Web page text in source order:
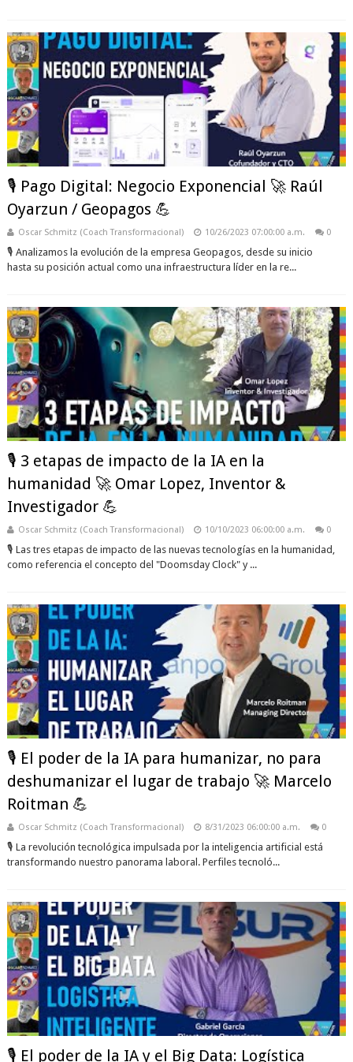
🎙️ Pago Digital: Negocio Exponencial 🚀 Raúl
Oyarzun / Geopagos 💪
Oscar Schmitz (Coach Transformacional) 10/26/2023 07:00:00 a.m. 0
🎙️ Analizamos la evolución de la empresa Geopagos, desde su inicio
hasta su posición actual como una infraestructura líder en la re...
🎙️ 3 etapas de impacto de la IA en la
humanidad 🚀 Omar Lopez, Inventor &
Investigador 💪
Oscar Schmitz (Coach Transformacional) 10/10/2023 06:00:00 a.m. 0
🎙️ Las tres etapas de impacto de las nuevas tecnologías en la humanidad,
como referencia el concepto del "Doomsday Clock" y ...
🎙️ El poder de la IA para humanizar, no para
deshumanizar el lugar de trabajo 🚀 Marcelo
Roitman 💪
Oscar Schmitz (Coach Transformacional) 8/31/2023 06:00:00 a.m. 0
🎙️ La revolución tecnológica impulsada por la inteligencia artificial está
transformando nuestro panorama laboral. Perfiles tecnoló...
🎙️ El poder de la IA y el Big Data: Logística